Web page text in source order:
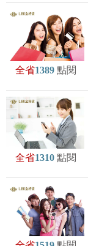
全省1389 點閱
全省1310 點閱